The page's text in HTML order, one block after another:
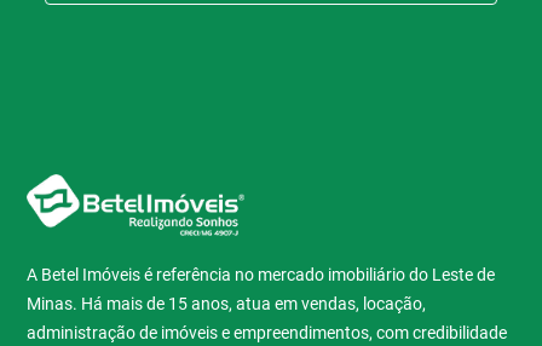
A Betel Imóveis é referência no mercado imobiliário do Leste de
Minas. Há mais de 15 anos, atua em vendas, locação,
administração de imóveis e empreendimentos, com credibilidade